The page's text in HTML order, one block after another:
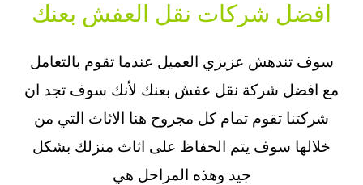
افضل شركات نقل العفش بعنك
سوف تندهش عزيزي العميل عندما تقوم بالتعامل
مع افضل شركة نقل عفش بعنك لأنك سوف تجد ان
شركتنا تقوم تمام كل مجروح هنا الاثاث التي من
خلالها سوف يتم الحفاظ على اثاث منزلك بشكل
جيد وهذه المراحل هي